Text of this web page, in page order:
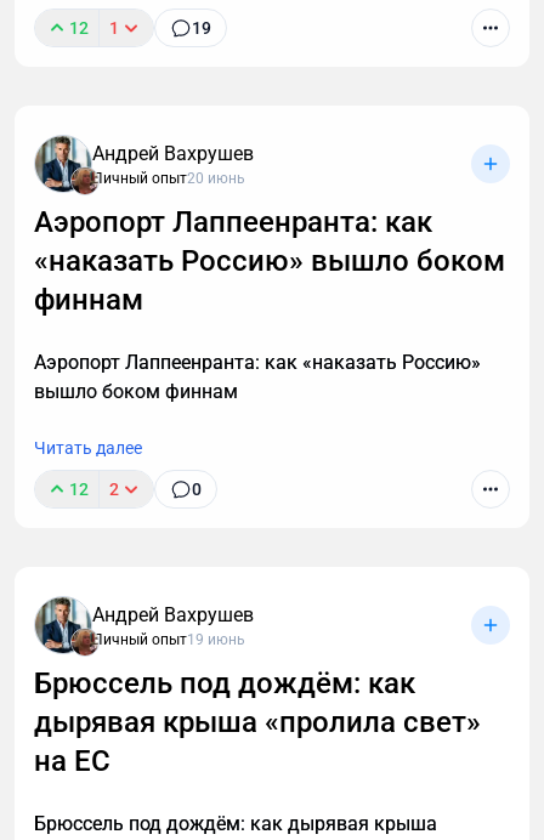
После 40 лет привычные методы тренировок для
роста мышц перестают работать. В статье -
пошаговая стратегия для мужчин: как преодолеть
тренировки и питание, чтобы набрать мышечную
массу.
12 1 19
Андрей Вахрушев
Личный опыт20 июнь
Аэропорт Лаппеенранта: как
«наказать Россию» вышло боком
финнам
Аэропорт Лаппеенранта: как «наказать Россию»
вышло боком финнам
Читать далее
12 2 0
Андрей Вахрушев
Личный опыт19 июнь
Брюссель под дождём: как
дырявая крыша «пролила свет»
на ЕС
Брюссель под дождём: как дырявая крыша